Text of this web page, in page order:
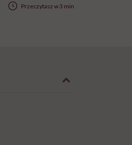
Przeczytasz w 3 min